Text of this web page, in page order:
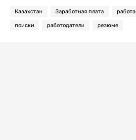
Казахстан Заработная плата работа
поиски работодатели резюме